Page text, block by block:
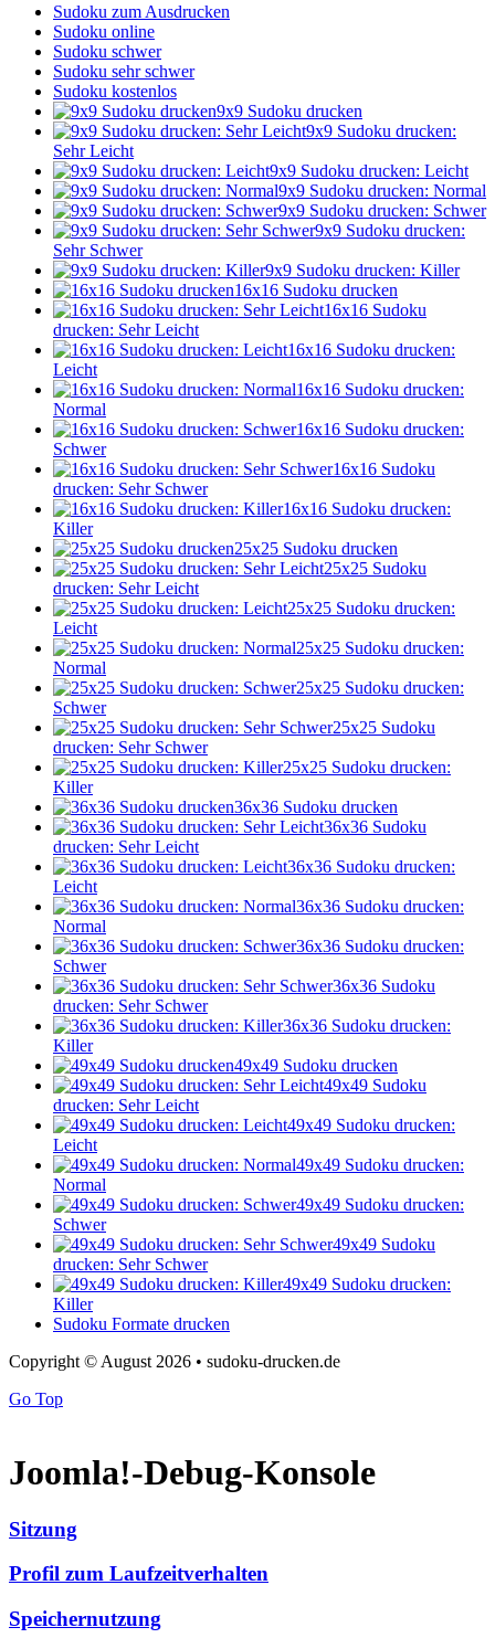
Sudoku zum Ausdrucken
Sudoku online
Sudoku schwer
Sudoku sehr schwer
Sudoku kostenlos
9x9 Sudoku drucken
9x9 Sudoku drucken:
Sehr Leicht
9x9 Sudoku drucken: Leicht
9x9 Sudoku drucken: Normal
9x9 Sudoku drucken: Schwer
9x9 Sudoku drucken:
Sehr Schwer
9x9 Sudoku drucken: Killer
16x16 Sudoku drucken
16x16 Sudoku
drucken: Sehr Leicht
16x16 Sudoku drucken:
Leicht
16x16 Sudoku drucken:
Normal
16x16 Sudoku drucken:
Schwer
16x16 Sudoku
drucken: Sehr Schwer
16x16 Sudoku drucken:
Killer
25x25 Sudoku drucken
25x25 Sudoku
drucken: Sehr Leicht
25x25 Sudoku drucken:
Leicht
25x25 Sudoku drucken:
Normal
25x25 Sudoku drucken:
Schwer
25x25 Sudoku
drucken: Sehr Schwer
25x25 Sudoku drucken:
Killer
36x36 Sudoku drucken
36x36 Sudoku
drucken: Sehr Leicht
36x36 Sudoku drucken:
Leicht
36x36 Sudoku drucken:
Normal
36x36 Sudoku drucken:
Schwer
36x36 Sudoku
drucken: Sehr Schwer
36x36 Sudoku drucken:
Killer
49x49 Sudoku drucken
49x49 Sudoku
drucken: Sehr Leicht
49x49 Sudoku drucken:
Leicht
49x49 Sudoku drucken:
Normal
49x49 Sudoku drucken:
Schwer
49x49 Sudoku
drucken: Sehr Schwer
49x49 Sudoku drucken:
Killer
Sudoku Formate drucken
Copyright © August 2026 • sudoku-drucken.de
Go Top
Joomla!-Debug-Konsole
Sitzung
Profil zum Laufzeitverhalten
Speichernutzung